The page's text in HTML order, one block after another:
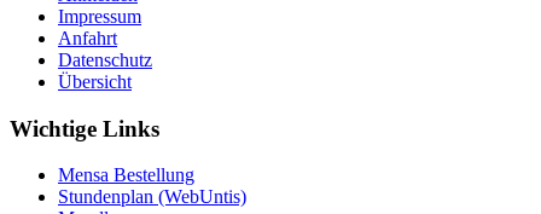
Impressum
Anfahrt
Datenschutz
Übersicht
Wichtige Links
Mensa Bestellung
Stundenplan (WebUntis)